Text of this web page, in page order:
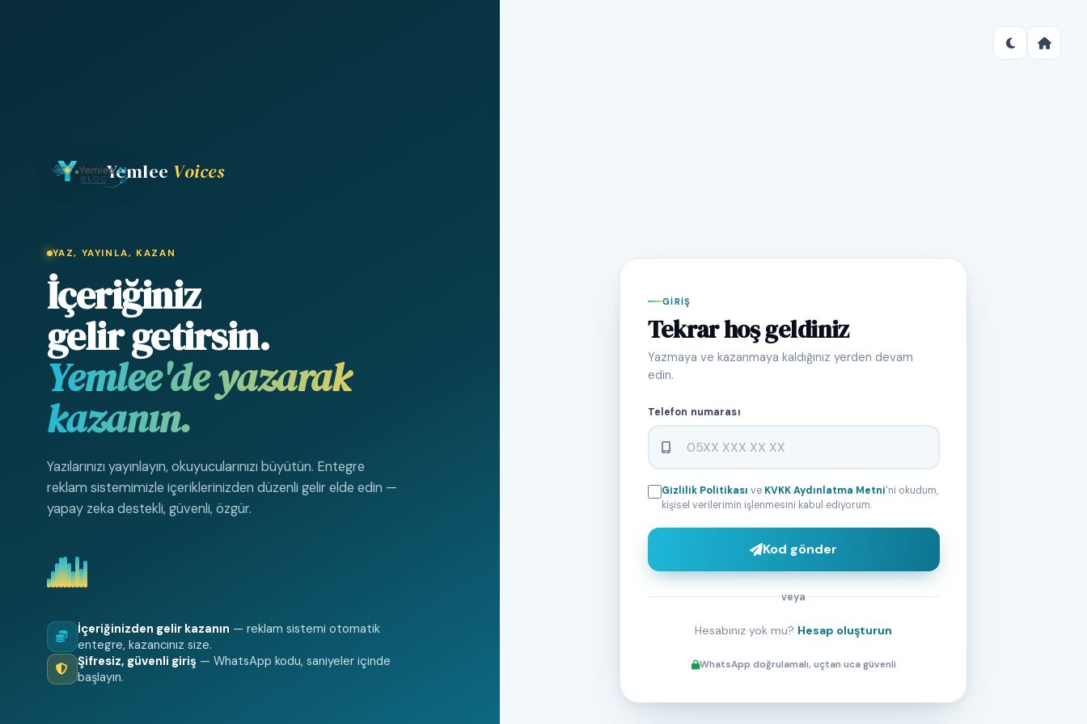
Yemlee Voices
YAZ, YAYINLA, KAZAN
İçeriğiniz
gelir getirsin.
Yemlee'de yazarak
kazanın.
Yazılarınızı yayınlayın, okuyucularınızı büyütün. Entegre
reklam sistemimizle içeriklerinizden düzenli gelir elde edin —
yapay zeka destekli, güvenli, özgür.
İçeriğinizden gelir kazanın — reklam sistemi otomatik
entegre, kazancınız size.
Şifresiz, güvenli giriş — WhatsApp kodu, saniyeler içinde
başlayın.
GIRIŞ
Tekrar hoş geldiniz
Yazmaya ve kazanmaya kaldığınız yerden devam
edin.
Telefon numarası
Gizlilik Politikası ve KVKK Aydınlatma Metni'ni okudum,
kişisel verilerimin işlenmesini kabul ediyorum.
Kod gönder
veya
Hesabınız yok mu? Hesap oluşturun
WhatsApp doğrulamalı, uçtan uca güvenli